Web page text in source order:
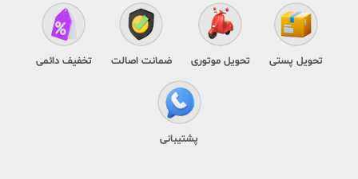
تحویل پستی تحویل موتوری ضمانت اصالت تخفیف دائمی
پشتیبانی